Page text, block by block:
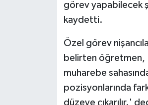
görev yapabilecek
kaydetti.
Özel görev
belirten öğretmen,
muharebe
pozisyonlarında
düzeye çıkarılır.'